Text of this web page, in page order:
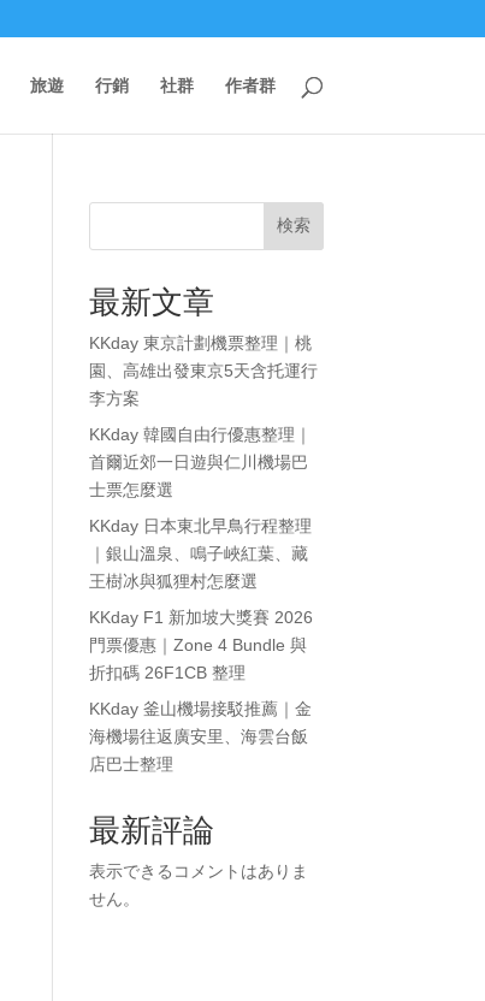
旅遊 行銷 社群 作者群
検索
最新文章
KKday 東京計劃機票整理｜桃
園、高雄出發東京5天含托運行
李方案
KKday 韓國自由行優惠整理｜
首爾近郊一日遊與仁川機場巴
士票怎麼選
KKday 日本東北早鳥行程整理
｜銀山溫泉、鳴子峽紅葉、藏
王樹冰與狐狸村怎麼選
KKday F1 新加坡大獎賽 2026
門票優惠｜Zone 4 Bundle 與
折扣碼 26F1CB 整理
KKday 釜山機場接駁推薦｜金
海機場往返廣安里、海雲台飯
店巴士整理
最新評論
表示できるコメントはありま
せん。